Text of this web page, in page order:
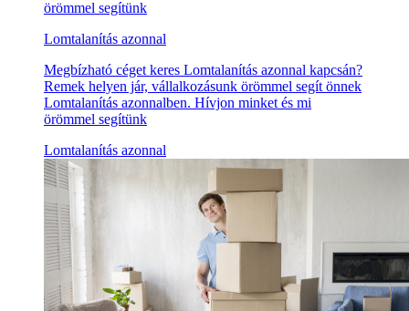
örömmel segítünk
Lomtalanítás azonnal
Megbízható céget keres Lomtalanítás azonnal kapcsán?
Remek helyen jár, vállalkozásunk örömmel segít önnek
Lomtalanítás azonnalben. Hívjon minket és mi
örömmel segítünk
Lomtalanítás azonnal